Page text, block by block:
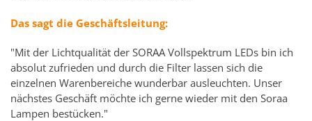
Das sagt die Geschäftsleitung:
"Mit der Lichtqualität der SORAA Vollspektrum LEDs bin ich
absolut zufrieden und durch die Filter lassen sich die
einzelnen Warenbereiche wunderbar ausleuchten. Unser
nächstes Geschäft möchte ich gerne wieder mit den Soraa
Lampen bestücken."